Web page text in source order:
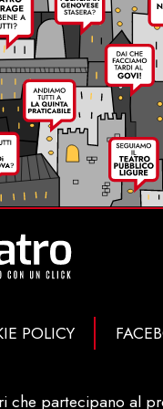
POLICY
che partecipano al